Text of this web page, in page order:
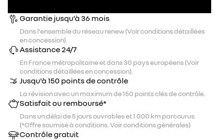
Garantie jusqu'à 36 mois
Dans l'ensemble du réseau renew (Voir conditions détaillées
en concession).
Assistance 24/7
En France métropolitaine et dans 30 pays européens (Voir
conditions détaillées en concession).
Jusqu'à 150 points de contrôle
La révision avec un maximum de 150 points clés de contrôle.
Satisfait ou remboursé*
Dans un délai de 5 jours ouvrables et 1 000 km parcourus.
(*Offre soumise à conditions. Voir conditions générales)
Contrôle gratuit